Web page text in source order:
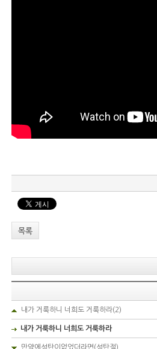
목록
내가 거룩하니 너희도 거룩하라(2)
내가 거룩하니 너희도 거룩하라
만약에성탄이없었더라면(성탄절)